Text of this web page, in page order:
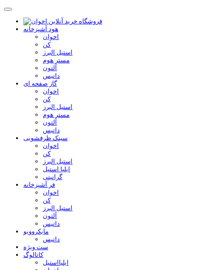
هود آشپزخانه
اخوان
کن
استیل البرز
مستر هوم
آلتون
داتیس
گاز صفحه ای
اخوان
کن
استیل البرز
مستر هوم
آلتون
داتیس
سینک ظرفشویی
اخوان
کن
استیل البرز
ایلیا استیل
گرانیتی
فر آشپزخانه
اخوان
کن
استیل البرز
آلتون
داتیس
مایکروویو
داتیس
ست ویژه
کاتالوگ
ایلیااستیل